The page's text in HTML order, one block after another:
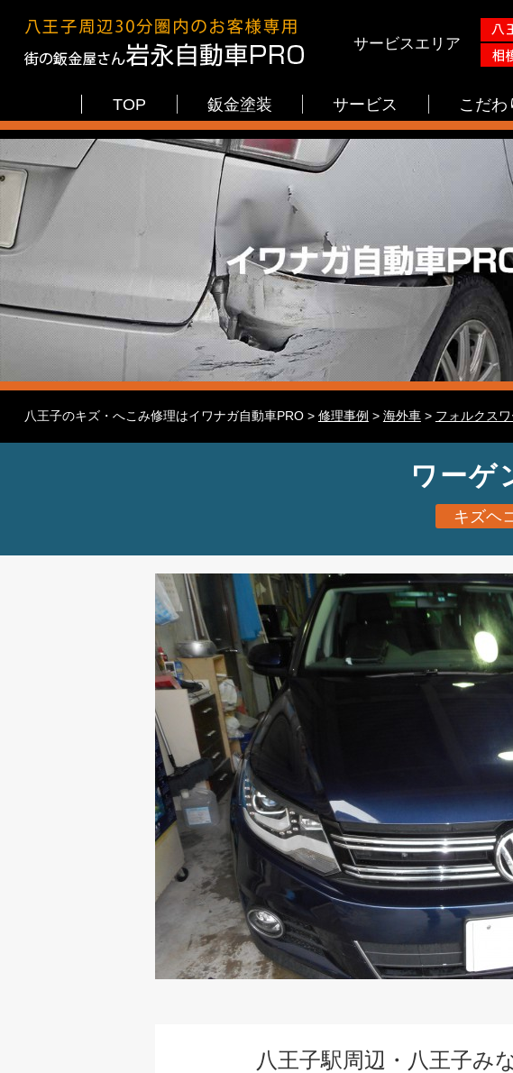
サービスエリア
TOP 鈑金塗装 サービス こだわ
八王子のキズ・へこみ修理はイワナガ自動車PRO> 修理事例 > 海外車> フォルクス
ワーゲ
キズヘ
八王子駅周辺・八王子み